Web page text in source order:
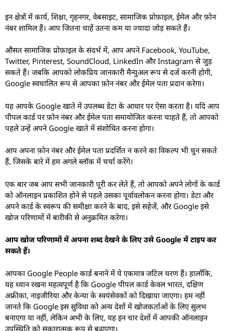
इन क्षेत्रों में कार्य, शिक्षा, गृहनगर, वेबसाइट, सामाजिक प्रोफ़ाइल, ईमेल और फ़ोन
नंबर शामिल हैं। आप जितना चाहें उतना कम या ज्यादा जोड़ सकते हैं।
औसत सामाजिक प्रोफ़ाइल के संदर्भ में, आप अपने Facebook, YouTube,
Twitter, Pinterest, SoundCloud, LinkedIn और Instagram से जुड़
सकते हैं। जबकि आपको लोकप्रिय जानकारी मैन्युअल रूप से दर्ज करनी होगी,
Google स्वचालित रूप से आपका फ़ोन नंबर और ईमेल पता प्रदान करेगा।
यह आपके Google खाते में उपलब्ध डेटा के आधार पर ऐसा करता है। यदि आप
पीपल कार्ड पर फ़ोन नंबर और ईमेल पता समायोजित करना चाहते हैं, तो आपको
पहले उन्हें अपने Google खाते में संशोधित करना होगा।
आप अपना फ़ोन नंबर और ईमेल पता प्रदर्शित न करने का विकल्प भी चुन सकते
हैं, जिसके बारे में हम अगले ब्लॉक में चर्चा करेंगे।
एक बार जब आप सभी जानकारी पूरी कर लेते हैं, तो आपको अपने लोगों के कार्ड
को ऑनलाइन प्रकाशित होने से पहले उसका पूर्वावलोकन करना होगा। डेटा और
अपने कार्ड के स्वरूप की समीक्षा करने के बाद, इसे सहेजें, और Google इसे
खोज परिणामों में बारीकी से अनुक्रमित करेगा।
आप खोज परिणामों में अपना शब्द देखने के लिए उसे Google में टाइप कर
सकते हैं।
आपका Google People कार्ड बनाने में ये एकमात्र जटिल चरण हैं। हालाँकि,
यह ध्यान रखना महत्वपूर्ण है कि Google पीपल कार्ड केवल भारत, दक्षिण
अफ्रीका, नाइजीरिया और केन्या के स्वयंसेवकों को दिखाया जाएगा। हम नहीं
जानते कि Google इस सुविधा को अन्य देशों में खोजकर्ताओं के लिए सुलभ
बनाएगा या नहीं, लेकिन अभी के लिए, यह इन चार देशों में आपकी ऑनलाइन
उपस्थिति को सकारात्मक रूप से बढ़ाएगा।